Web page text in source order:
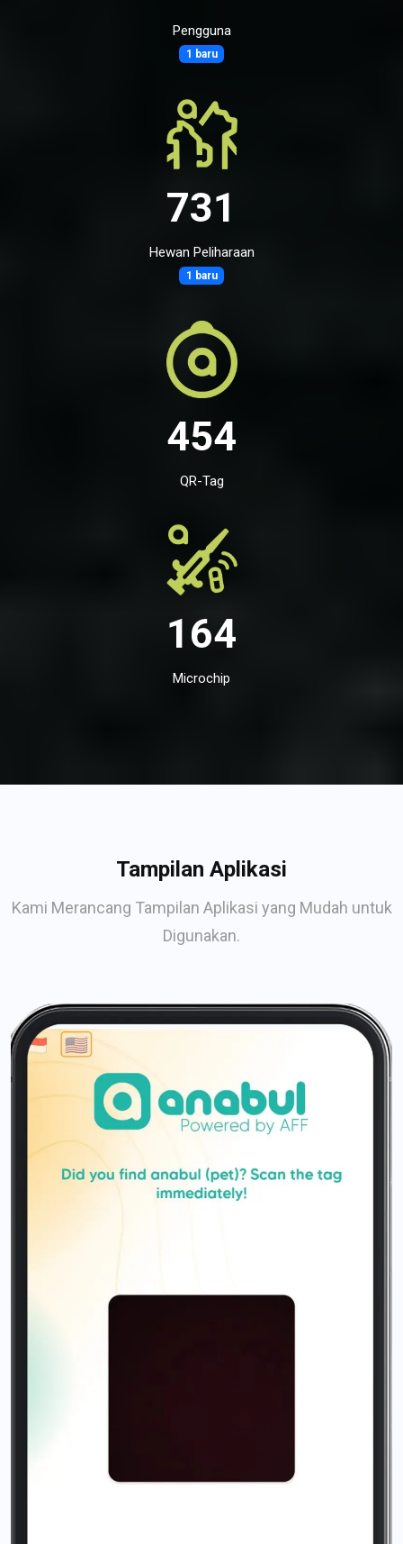
Pengguna
1 baru
731
Hewan Peliharaan
1 baru
454
QR-Tag
164
Microchip
Tampilan Aplikasi
Kami Merancang Tampilan Aplikasi yang Mudah untuk
Digunakan.